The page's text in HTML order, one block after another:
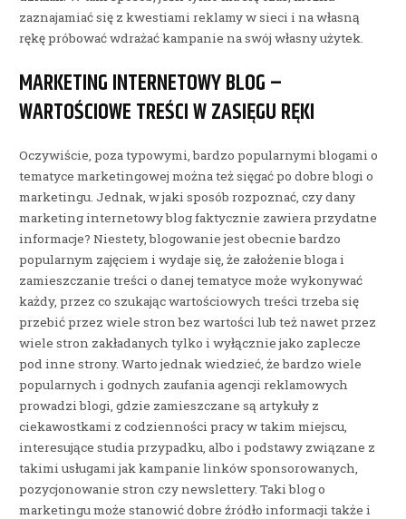
zaznajamiać się z kwestiami reklamy w sieci i na własną
rękę próbować wdrażać kampanie na swój własny użytek.
MARKETING INTERNETOWY BLOG –
WARTOŚCIOWE TREŚCI W ZASIĘGU RĘKI
Oczywiście, poza typowymi, bardzo popularnymi blogami o
tematyce marketingowej można też sięgać po dobre blogi o
marketingu. Jednak, w jaki sposób rozpoznać, czy dany
marketing internetowy blog faktycznie zawiera przydatne
informacje? Niestety, blogowanie jest obecnie bardzo
popularnym zajęciem i wydaje się, że założenie bloga i
zamieszczanie treści o danej tematyce może wykonywać
każdy, przez co szukając wartościowych treści trzeba się
przebić przez wiele stron bez wartości lub też nawet przez
wiele stron zakładanych tylko i wyłącznie jako zaplecze
pod inne strony. Warto jednak wiedzieć, że bardzo wiele
popularnych i godnych zaufania agencji reklamowych
prowadzi blogi, gdzie zamieszczane są artykuły z
ciekawostkami z codzienności pracy w takim miejscu,
interesujące studia przypadku, albo i podstawy związane z
takimi usługami jak kampanie linków sponsorowanych,
pozycjonowanie stron czy newslettery. Taki blog o
marketingu może stanowić dobre źródło informacji także i